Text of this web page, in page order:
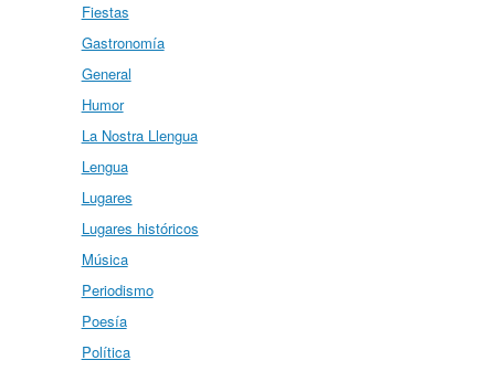
Fiestas
Gastronomía
General
Humor
La Nostra Llengua
Lengua
Lugares
Lugares históricos
Música
Periodismo
Poesía
Política